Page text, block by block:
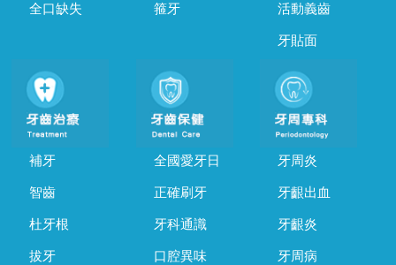
全口缺失 箍牙 活動義齒
牙貼面
補牙
智齒
杜牙根
拔牙
全國愛牙日
正確刷牙
牙科通識
口腔異味
牙周炎
牙齦出血
牙齦炎
牙周病